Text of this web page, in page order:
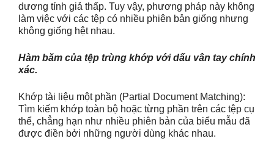
dương tính giả thấp. Tuy vậy, phương pháp này không
làm việc với các tệp có nhiều phiên bản giống nhưng
không giống hệt nhau.
Hàm băm của tệp trùng khớp với dấu vân tay chính
xác.
Khớp tài liệu một phần (Partial Document Matching):
Tìm kiếm khớp toàn bộ hoặc từng phần trên các tệp cụ
thể, chẳng hạn như nhiều phiên bản của biểu mẫu đã
được điền bởi những người dùng khác nhau.